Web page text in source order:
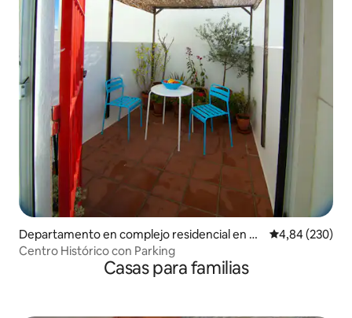
Departamento en complejo residencial en El
Puerto de Santa María
Calificación
4,84 (230)
Centro Histórico con Parking
Casas para familias